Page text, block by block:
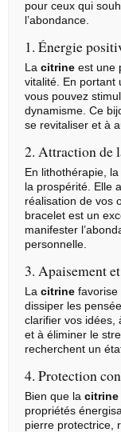
pour ceux qui
l’abondance.
1. Énergie
La citrine est une
vitalité. En portant
vous pouvez
dynamisme. Ce
se revitaliser et à
2. Attraction de
En lithothérapie, la
la prospérité. Elle
réalisation de vos
bracelet est un
manifester
personnelle.
3. Apaisement
La citrine favorise
dissiper les
clarifier vos idées,
et à éliminer le
recherchent un
4. Protection
Bien que la citrine
propriétés
pierre protectrice,